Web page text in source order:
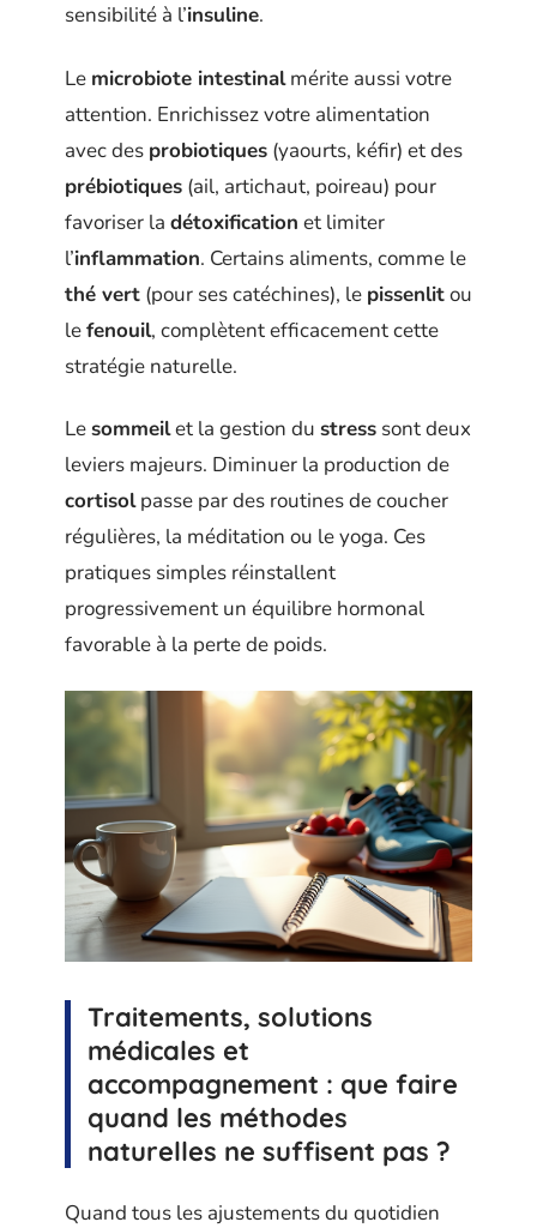
sensibilité à l’insuline.
Le microbiote intestinalmérite aussi votre
attention. Enrichissez votre alimentation
avec des probiotiques (yaourts, kéfir) et des
prébiotiques (ail, artichaut, poireau) pour
favoriser la détoxification et limiter
l’inflammation. Certains aliments, comme le
thé vert (pour ses catéchines), le pissenlitou
lefenouil, complètent efficacement cette
stratégie naturelle.
Lesommeilet la gestion du stress sont deux
leviers majeurs. Diminuer la production de
cortisolpasse par des routines de coucher
régulières, la méditation ou le yoga. Ces
pratiques simples réinstallent
progressivement un équilibre hormonal
favorable à la perte de poids.
Traitements, solutions
médicales et
accompagnement : que faire
quand les méthodes
naturelles ne suffisent pas ?
Quand tous les ajustements du quotidien